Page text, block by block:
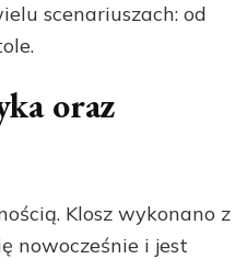
scenariuszach: od
oraz
Klosz wykonano z
nowocześnie i jest